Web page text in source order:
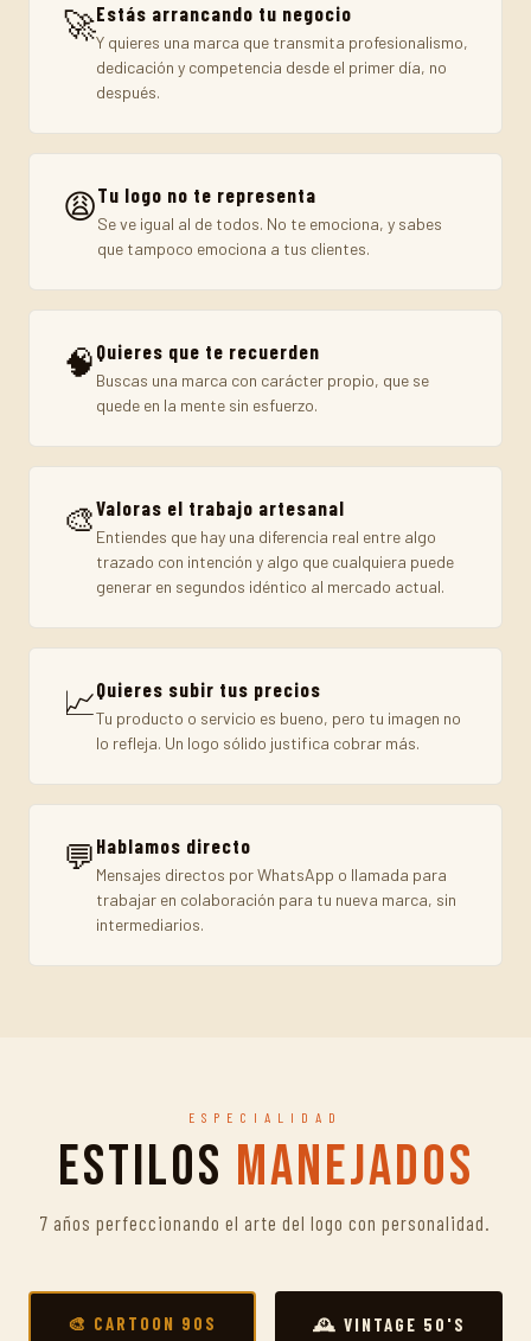
🚀Estás arrancando tu negocio
Y quieres una marca que transmita profesionalismo,
dedicación y competencia desde el primer día, no
después.
😩Tu logo no te representa
Se ve igual al de todos. No te emociona, y sabes
que tampoco emociona a tus clientes.
🧠 Quieres que te recuerden
Buscas una marca con carácter propio, que se
quede en la mente sin esfuerzo.
🎨Valoras el trabajo artesanal
Entiendes que hay una diferencia real entre algo
trazado con intención y algo que cualquiera puede
generar en segundos idéntico al mercado actual.
📈Quieres subir tus precios
Tu producto o servicio es bueno, pero tu imagen no
lo refleja. Un logo sólido justifica cobrar más.
💬 Hablamos directo
Mensajes directos por WhatsApp o llamada para
trabajar en colaboración para tu nueva marca, sin
intermediarios.
ESPECIALIDAD
Estilos Manejados
7 años perfeccionando el arte del logo con personalidad.
🎨 CARTOON 90S
🕰️ VINTAGE 50'S